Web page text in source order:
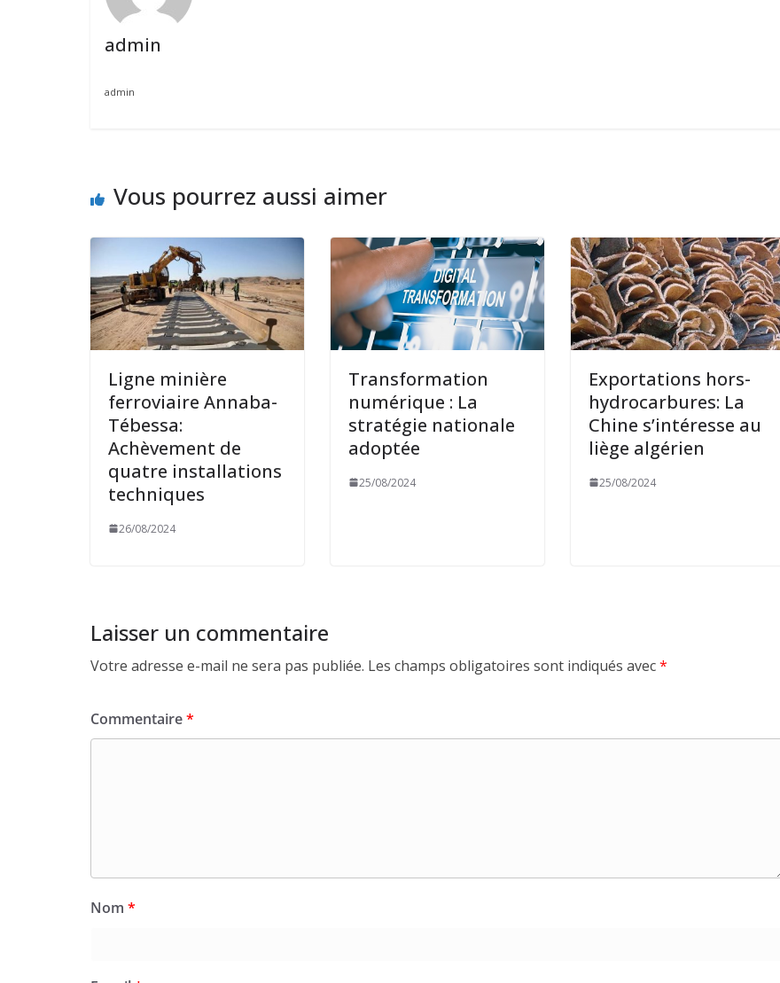
admin
admin
Vous pourrez aussi aimer
Ligne minière
ferroviaire Annaba-
Tébessa:
Achèvement de
quatre installations
techniques
26/08/2024
Transformation
numérique : La
stratégie nationale
adoptée
25/08/2024
Exportations hors-
hydrocarbures: La
Chine s’intéresse au
liège algérien
25/08/2024
Laisser un commentaire
Votre adresse e-mail ne sera pas publiée. Les champs obligatoires sont indiqués avec*
Commentaire*
Nom *